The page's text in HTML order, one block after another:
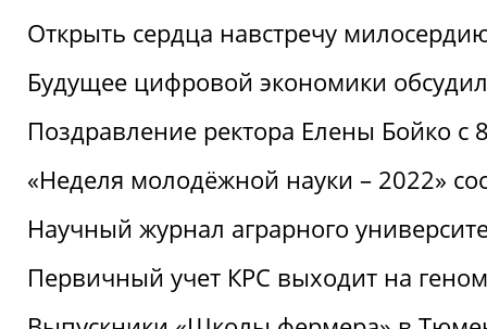
Открыть сердца навстречу
Будущее цифровой экономики
Поздравление ректора Елены Бойко с
«Неделя молодёжной науки – 2022»
Научный журнал аграрного
Первичный учет КРС выходит на